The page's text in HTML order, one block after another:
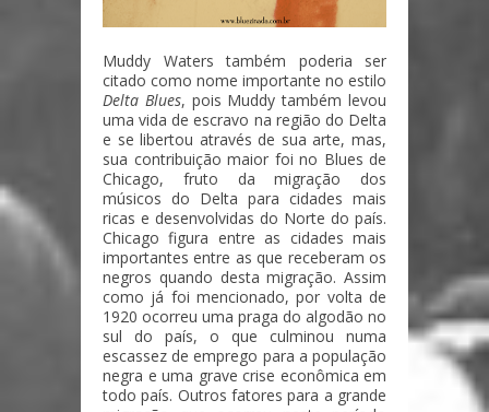
Muddy Waters também poderia ser
citado como nome importante no estilo
Delta Blues, pois Muddy também levou
uma vida de escravo na região do Delta
e se libertou através de sua arte, mas,
sua contribuição maior foi no Blues de
Chicago, fruto da migração dos
músicos do Delta para cidades mais
ricas e desenvolvidas do Norte do país.
Chicago figura entre as cidades mais
importantes entre as que receberam os
negros quando desta migração. Assim
como já foi mencionado, por volta de
1920 ocorreu uma praga do algodão no
sul do país, o que culminou numa
escassez de emprego para a população
negra e uma grave crise econômica em
todo país. Outros fatores para a grande